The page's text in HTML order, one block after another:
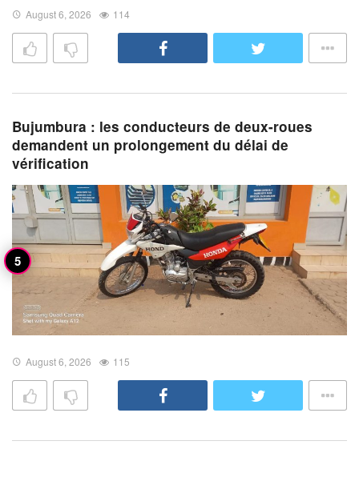
August 6, 2026 114
Bujumbura : les conducteurs de deux-roues
demandent un prolongement du délai de
vérification
August 6, 2026 115